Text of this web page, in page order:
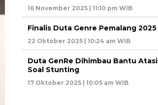
16 November 2025 | 11:10 pm WIB
Finalis Duta Genre Pemalang 2025
22 Oktober 2025 | 10:24 am WIB
Duta GenRe Dihimbau Bantu Atasi
Soal Stunting
17 Oktober 2025 | 10:05 am WIB